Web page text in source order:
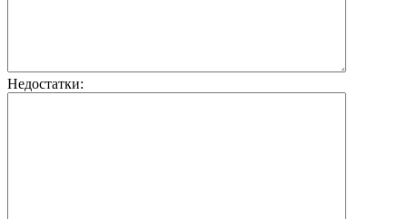
Недостатки: